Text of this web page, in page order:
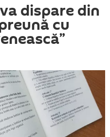
dispare din
cu